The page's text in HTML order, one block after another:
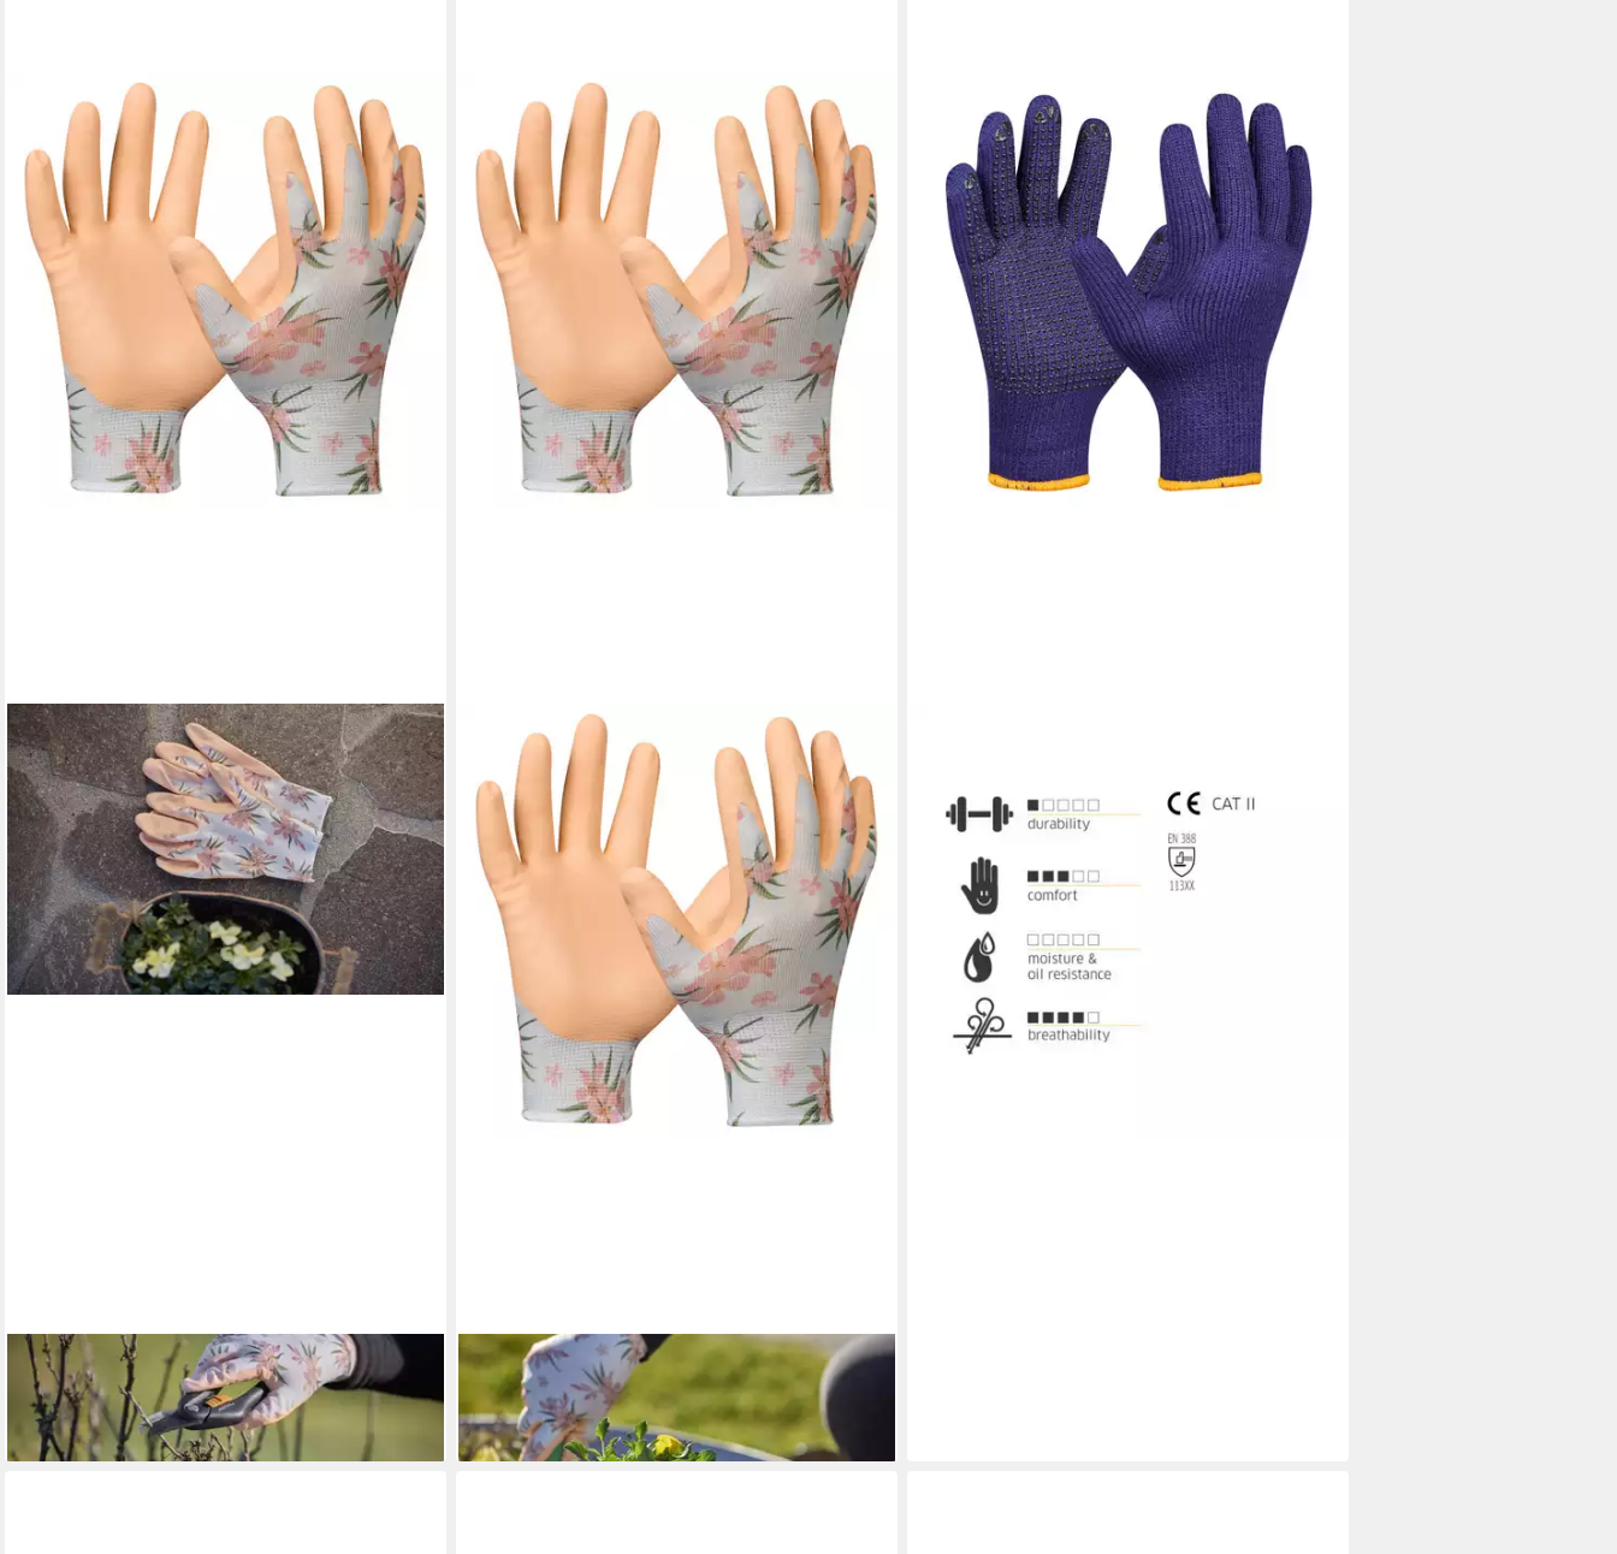
GEBOL
Arbeitshandschuhe Handschuh Gardeluxe Oleander
2,94 €
lieferbar - in 3-4 Werktagen bei dir
GEBOL
Arbeitshandschuhe Handschuh Gardeluxe Oleander
2,94 €
lieferbar - in 3-4 Werktagen bei dir
(3,00 €/ 1 Paar)
lieferbar - in 3-4 Werktagen bei dir